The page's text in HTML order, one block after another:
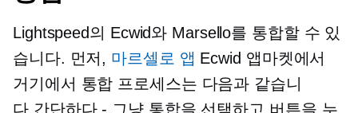
Lightspeed의 Ecwid와 Marsello를 통합할 수 있
습니다. 먼저, 마르셀로 앱 Ecwid 앱마켓에서
거기에서 통합 프로세스는 다음과 같습니
다 간단하다 - 그냥통합을 선택하고 버튼을 누